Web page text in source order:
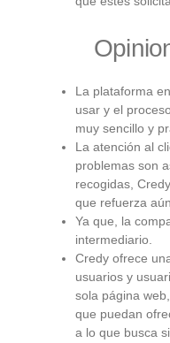
La plataforma
usar y el
muy sencillo y
La atención al
problemas son
recogidas,
que refuerza
Ya que, la
intermediario.
Credy ofrece
usuarios y
sola página
que puedan
a lo que busca